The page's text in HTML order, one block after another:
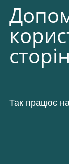
Так працює